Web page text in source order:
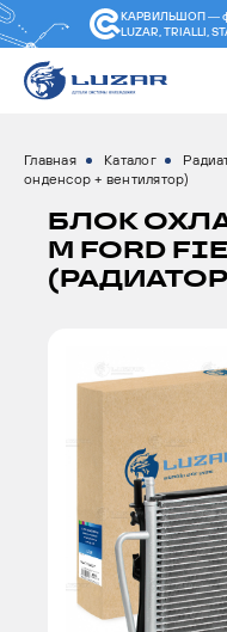
КАРВИЛЬШОП —
LUZAR, TRIALLI,
Главная Каталог
онденсор + вентилятор)
БЛОК
М FORD